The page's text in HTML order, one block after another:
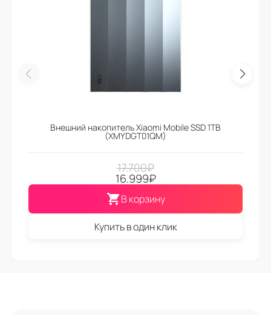
Внешний накопитель Xiaomi Mobile SSD 1TB
(XMYDGT01QM)
17.700₽
16.999₽
В корзину
Купить в один клик